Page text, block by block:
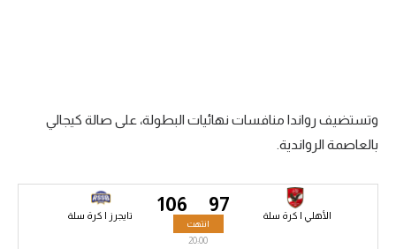
سعودي في الجول
الدوري الإنجليزي
الدوري الإسباني
دوري أبطال أوروبا
وتستضيف رواندا منافسات نهائيات البطولة، على صالة كيجالي
بالعاصمة الرواندية.
97 الأهلي | كرة سلة 106 تايجرز | كرة سلة
انتهت
20:00